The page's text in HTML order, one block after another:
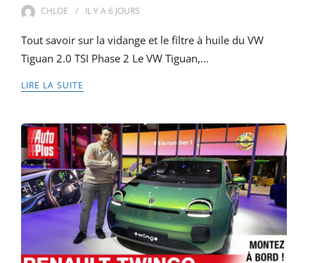
CHLOE IL Y A 6 JOURS
Tout savoir sur la vidange et le filtre à huile du VW
Tiguan 2.0 TSI Phase 2 Le VW Tiguan,…
LIRE LA SUITE